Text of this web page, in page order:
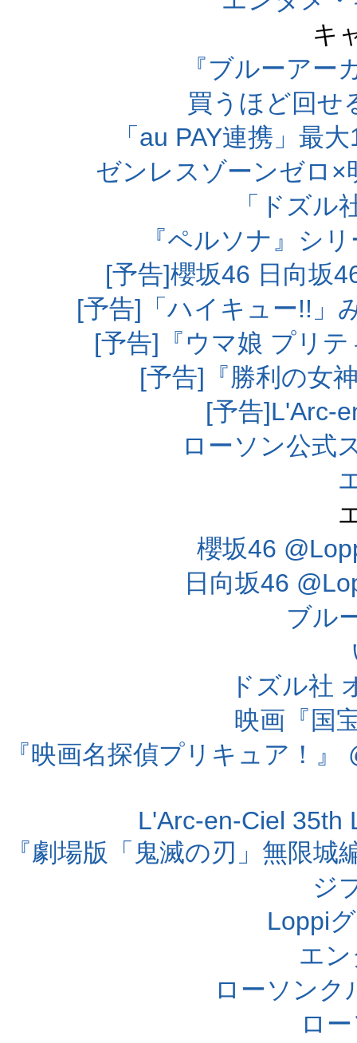
キ
『ブルーアー
買うほど回せ
「au PAY連携」最
ゼンレスゾーンゼロ
「ドズル
『ペルソナ』シ
[予告]櫻坂46 日向坂
[予告]「ハイキュー!!」
[予告]『ウマ娘 プリ
[予告]『勝利の女
[予告]L'Arc-
ローソン公式
櫻坂46
日向坂46
ブル
ドズル社
映画『国
『映画名探偵プリキュア！
L'Arc-en-Ciel 35th
『劇場版「鬼滅の刃」無限
ジ
Loppi
エ
ローソンク
ロ